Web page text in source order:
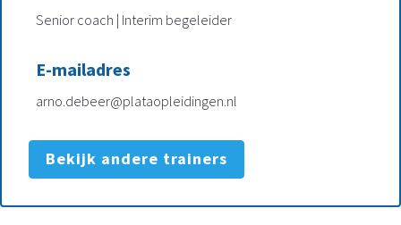
Senior coach | Interim begeleider
E-mailadres
arno.debeer@plataopleidingen.nl
Bekijk andere trainers